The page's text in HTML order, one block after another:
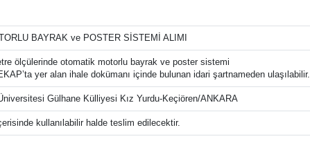
BAYRAK ve POSTER SİSTEMİ ALIMI
ölçülerinde otomatik motorlu bayrak ve poster sistemi
yer alan ihale dokümanı içinde bulunan idari şartnameden ulaşılabilir.
Gülhane Külliyesi Kız Yurdu-Keçiören/ANKARA
kullanılabilir halde teslim edilecektir.